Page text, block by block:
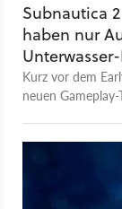
Subnautica
haben nur
Kurz vor dem
neuen
schwimmen,
furchtbare Idee
warnt kurz vor